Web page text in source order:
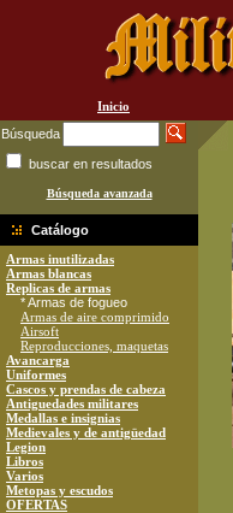
Inicio
Búsqueda
buscar en resultados
Búsqueda avanzada
Catálogo
Armas inutilizadas
Armas blancas
Replicas de armas
* Armas de fogueo
Armas de aire comprimido
Airsoft
Reproducciones, maquetas
Avancarga
Uniformes
Cascos y prendas de cabeza
Antiguedades militares
Medallas e insignias
Medievales y de antigüedad
Legion
Libros
Varios
Metopas y escudos
OFERTAS